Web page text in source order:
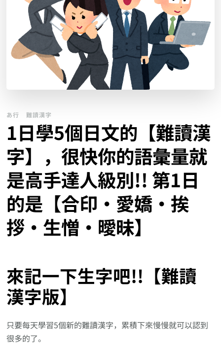
あ行 難讀漢字
1日學5個日文的【難讀漢
字】，很快你的語彙量就
是高手達人級別!! 第1日
的是【合印‧愛嬌‧挨
拶‧生憎‧曖昧】
來記一下生字吧!!【難讀
漢字版】
只要每天學習5個新的難讀漢字，累積下來慢慢就可以認到
很多的了。